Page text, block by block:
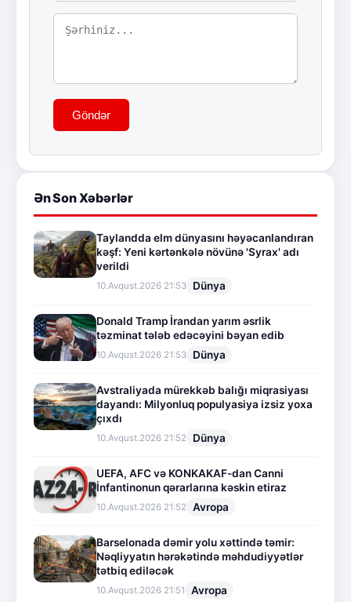
Göndər
Ən Son Xəbərlər
Taylandda elm dünyasını həyəcanlandıran
kəşf: Yeni kərtənkələ növünə 'Syrax' adı
verildi
10.Avqust.2026 21:53 Dünya
Donald Tramp İrandan yarım əsrlik
təzminat tələb edəcəyini bəyan edib
10.Avqust.2026 21:53 Dünya
Avstraliyada mürekkəb balığı miqrasiyası
dayandı: Milyonluq populyasiya izsiz yoxa
çıxdı
10.Avqust.2026 21:52 Dünya
UEFA, AFC və KONKAKAF-dan Canni
İnfantinonun qərarlarına kəskin etiraz
10.Avqust.2026 21:52 Avropa
Barselonada dəmir yolu xəttində təmir:
Nəqliyyatın hərəkətində məhdudiyyətlər
tətbiq ediləcək
10.Avqust.2026 21:51 Avropa